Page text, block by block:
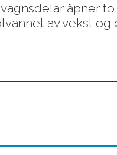
åpner
av vekst